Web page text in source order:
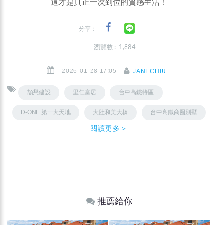
這才是真正一次到位的質感生活！
分享：
瀏覽數 : 1,884
2026-01-28 17:05 JANECHIU
頡懋建設 里仁富居 台中高鐵特區
D-ONE 第一大天地 大肚和美大橋 台中高鐵商圈別墅
閱讀更多＞
推薦給你